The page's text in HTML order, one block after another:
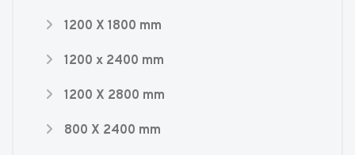
1200 X 1800 mm
1200 x 2400 mm
1200 X 2800 mm
800 X 2400 mm